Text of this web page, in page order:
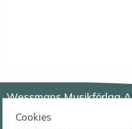
Cookies
Wessmans Musikförlag
Leverans- och besöksadress